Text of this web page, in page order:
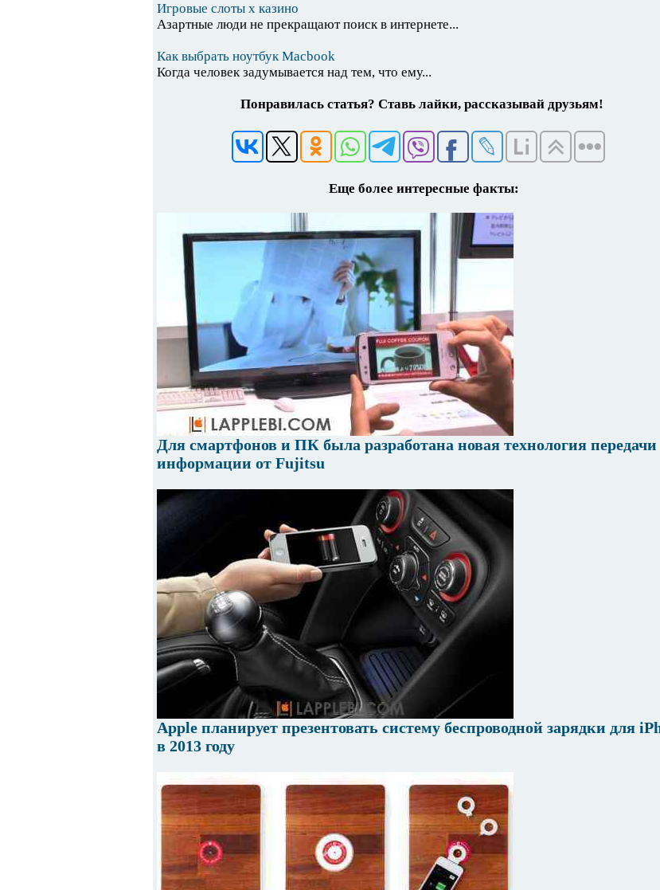
Игровые слоты х казино
Азартные люди не прекращают поиск в интернете...
Как выбрать ноутбук Macbook
Когда человек задумывается над тем, что ему...
Понравилась статья? Ставь лайки, рассказывай друзьям!
Еще более интересные факты:
Для смартфонов и ПК была разработана новая технология передачи
информации от Fujitsu
Apple планирует презентовать систему беспроводной зарядки для
в 2013 году